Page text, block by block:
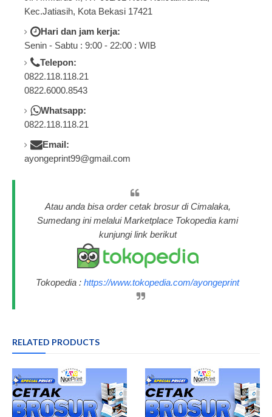
Kec.Jatiasih, Kota Bekasi 17421
Hari dan jam kerja:
Senin - Sabtu : 9:00 - 22:00 : WIB
Telepon:
0822.118.118.21
0822.6000.8543
Whatsapp:
0822.118.118.21
Email:
ayongeprint99@gmail.com
Atau anda bisa order cetak brosur di Cimalaka,
Sumedang ini melalui Marketplace Tokopedia kami
kunjungi link berikut
Tokopedia : https://www.tokopedia.com/ayongeprint
RELATED PRODUCTS